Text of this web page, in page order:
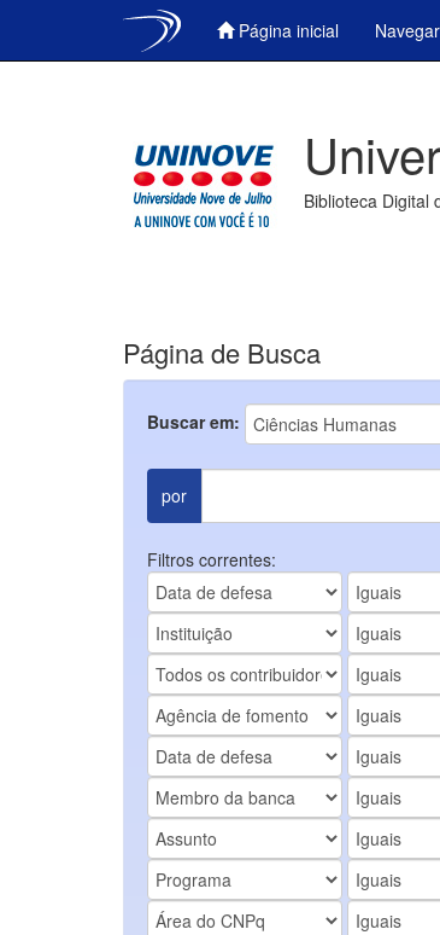
Página inicial
Biblioteca Digital
Página de Busca
Buscar em:
por
Filtros correntes: